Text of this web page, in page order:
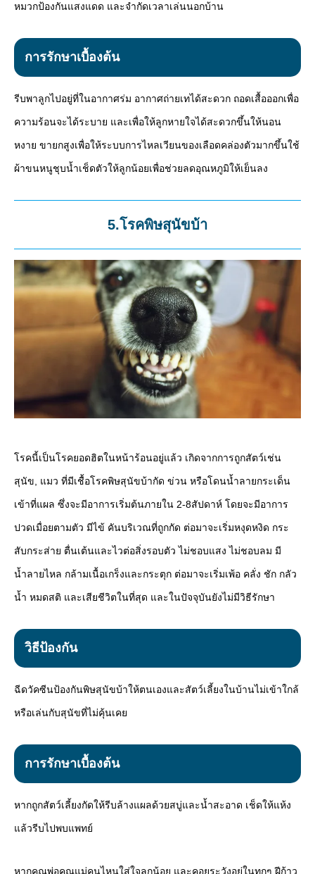
หมวกป้องกันแสงแดด และจำกัดเวลาเล่นนอกบ้าน
การรักษาเบื้องต้น
รีบพาลูกไปอยู่ที่ในอากาศร่ม อากาศถ่ายเทได้สะดวก ถอดเสื้อออกเพื่อ
ความร้อนจะได้ระบาย และเพื่อให้ลูกหายใจได้สะดวกขึ้นให้นอน
หงาย ขายกสูงเพื่อให้ระบบการไหลเวียนของเลือดคล่องตัวมากขึ้นใช้
ผ้าขนหนูชุบน้ำเช็ดตัวให้ลูกน้อยเพื่อช่วยลดอุณหภูมิให้เย็นลง
5.โรคพิษสุนัขบ้า
โรคนี้เป็นโรคยอดฮิตในหน้าร้อนอยู่แล้ว เกิดจากการถูกสัตว์เช่น
สุนัข, แมว ที่มีเชื้อโรคพิษสุนัขบ้ากัด ข่วน หรือโดนน้ำลายกระเด็น
เข้าที่แผล ซึ่งจะมีอาการเริ่มต้นภายใน 2-8สัปดาห์ โดยจะมีอาการ
ปวดเมื่อยตามตัว มีไข้ คันบริเวณที่ถูกกัด ต่อมาจะเริ่มหงุดหงิด กระ
สับกระส่าย ตื่นเต้นและไวต่อสิ่งรอบตัว ไม่ชอบแสง ไม่ชอบลม มี
น้ำลายไหล กล้ามเนื้อเกร็งและกระตุก ต่อมาจะเริ่มเพ้อ คลั่ง ชัก กลัว
น้ำ หมดสติ และเสียชีวิตในที่สุด และในปัจจุบันยังไม่มีวิธีรักษา
วิธีป้องกัน
ฉีดวัคซีนป้องกันพิษสุนัขบ้าให้ตนเองและสัตว์เลี้ยงในบ้านไม่เข้าใกล้
หรือเล่นกับสุนัขที่ไม่คุ้นเคย
การรักษาเบื้องต้น
หากถูกสัตว์เลี้ยงกัดให้รีบล้างแผลด้วยสบู่และน้ำสะอาด เช็ดให้แห้ง
แล้วรีบไปพบแพทย์
หากคุณพ่อคุณแม่คนไหนใส่ใจลูกน้อย และคอยระวังอยู่ในทุกๆ ฝีก้าว